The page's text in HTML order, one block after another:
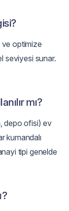
optimize
seviyesi sunar.
mı?
depo ofisi) ev
kumandalı
tipi genelde